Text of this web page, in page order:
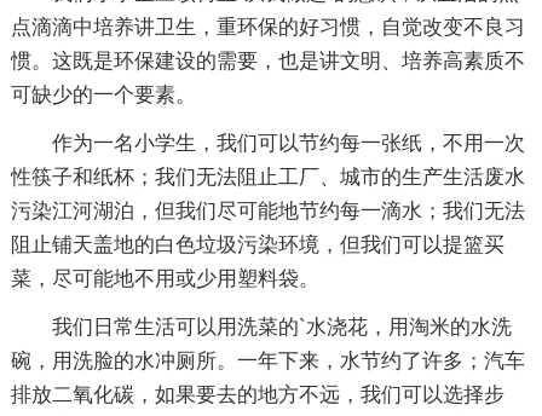
点滴滴中培养讲卫生，重环保的好习惯，自觉改变不良习
惯。这既是环保建设的需要，也是讲文明、培养高素质不
可缺少的一个要素。
作为一名小学生，我们可以节约每一张纸，不用一次
性筷子和纸杯；我们无法阻止工厂、城市的生产生活废水
污染江河湖泊，但我们尽可能地节约每一滴水；我们无法
阻止铺天盖地的白色垃圾污染环境，但我们可以提篮买
菜，尽可能地不用或少用塑料袋。
我们日常生活可以用洗菜的`水浇花，用淘米的水洗
碗，用洗脸的水冲厕所。一年下来，水节约了许多；汽车
排放二氧化碳，如果要去的地方不远，我们可以选择步